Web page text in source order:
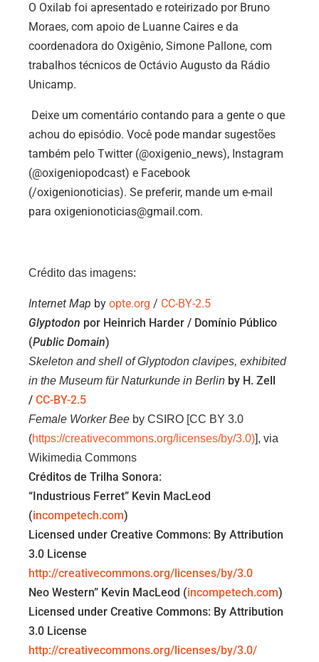
O Oxilab foi apresentado e roteirizado por Bruno
Moraes, com apoio de Luanne Caires e da
coordenadora do Oxigênio, Simone Pallone, com
trabalhos técnicos de Octávio Augusto da Rádio
Unicamp.
Deixe um comentário contando para a gente o que
achou do episódio. Você pode mandar sugestões
também pelo Twitter (@oxigenio_news), Instagram
(@oxigeniopodcast) e Facebook
(/oxigenionoticias). Se preferir, mande um e-mail
para oxigenionoticias@gmail.com.
Crédito das imagens:
Internet Map by opte.org / CC-BY-2.5
Glyptodon por Heinrich Harder / Domínio Público
(Public Domain)
Skeleton and shell of Glyptodon clavipes, exhibited
in the Museum für Naturkunde in Berlin by H. Zell
/ CC-BY-2.5
Female Worker Bee by CSIRO [CC BY 3.0
(https://creativecommons.org/licenses/by/3.0)], via
Wikimedia Commons
Créditos de Trilha Sonora:
“Industrious Ferret” Kevin MacLeod
(incompetech.com)
Licensed under Creative Commons: By Attribution
3.0 License
http://creativecommons.org/ licenses/by/3.0
Neo Western” Kevin MacLeod (incompetech.com)
Licensed under Creative Commons: By Attribution
3.0 License
http://creativecommons.org/ licenses/by/3.0/